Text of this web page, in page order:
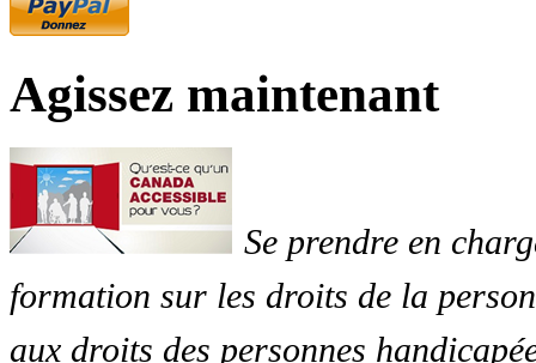
Agissez maintenant
Se prendre en
formation sur les droits de la
aux droits des personnes